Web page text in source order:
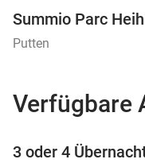
Summio Parc
Putten
Verfügbare
3 oder 4